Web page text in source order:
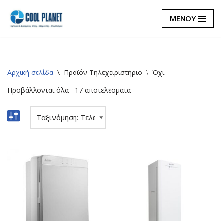
Μεταπηδήστε
ΜΕΝΟΥ
Αρχική σελίδα \ Προϊόν Τηλεχειριστήριο \ Όχι
Προβάλλονται όλα - 17 αποτελέσματα